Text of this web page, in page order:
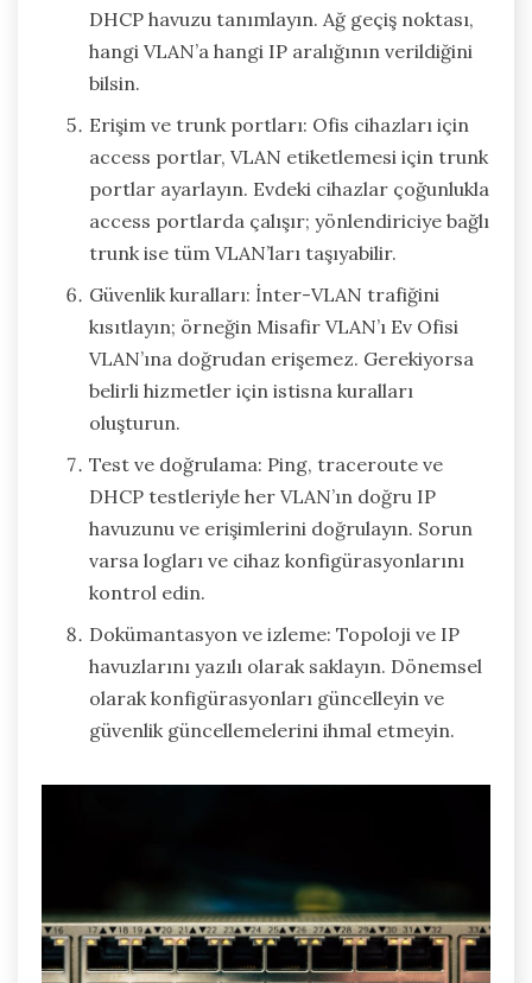
DHCP havuzu tanımlayın. Ağ geçiş noktası,
hangi VLAN’a hangi IP aralığının verildiğini
bilsin.
Erişim ve trunk portları: Ofis cihazları için
access portlar, VLAN etiketlemesi için trunk
portlar ayarlayın. Evdeki cihazlar çoğunlukla
access portlarda çalışır; yönlendiriciye bağlı
trunk ise tüm VLAN’ları taşıyabilir.
Güvenlik kuralları: İnter-VLAN trafiğini
kısıtlayın; örneğin Misafir VLAN’ı Ev Ofisi
VLAN’ına doğrudan erişemez. Gerekiyorsa
belirli hizmetler için istisna kuralları
oluşturun.
Test ve doğrulama: Ping, traceroute ve
DHCP testleriyle her VLAN’ın doğru IP
havuzunu ve erişimlerini doğrulayın. Sorun
varsa logları ve cihaz konfigürasyonlarını
kontrol edin.
Dokümantasyon ve izleme: Topoloji ve IP
havuzlarını yazılı olarak saklayın. Dönemsel
olarak konfigürasyonları güncelleyin ve
güvenlik güncellemelerini ihmal etmeyin.